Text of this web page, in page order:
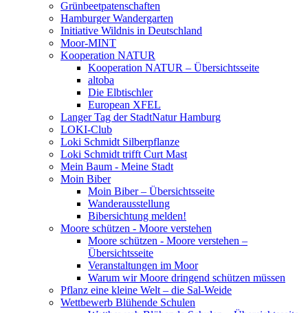
Grünbeetpatenschaften
Hamburger Wandergarten
Initiative Wildnis in Deutschland
Moor-MINT
Kooperation NATUR
Kooperation NATUR – Übersichtsseite
altoba
Die Elbtischler
European XFEL
Langer Tag der StadtNatur Hamburg
LOKI-Club
Loki Schmidt Silberpflanze
Loki Schmidt trifft Curt Mast
Mein Baum - Meine Stadt
Moin Biber
Moin Biber – Übersichtsseite
Wanderausstellung
Bibersichtung melden!
Moore schützen - Moore verstehen
Moore schützen - Moore verstehen –
Übersichtsseite
Veranstaltungen im Moor
Warum wir Moore dringend schützen müssen
Pflanz eine kleine Welt – die Sal-Weide
Wettbewerb Blühende Schulen